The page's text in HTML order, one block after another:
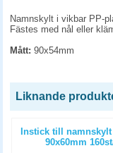
Namnskylt i vikbar PP-
Fästes med nål eller
Mått: 90x54mm
Liknande
Instick till namnskylt
90x60mm